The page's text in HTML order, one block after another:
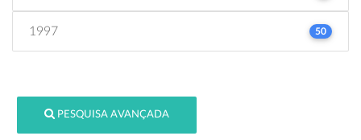
1997 50
PESQUISA AVANÇADA